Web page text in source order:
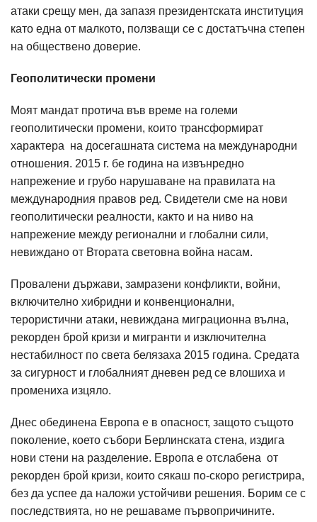
атаки срещу мен, да запазя президентската институция
като една от малкото, ползващи се с достатъчна степен
на обществено доверие.
Геополитически промени
Моят мандат протича във време на големи
геополитически промени, които трансформират
характера на досегашната система на международни
отношения. 2015 г. бе година на извънредно
напрежение и грубо нарушаване на правилата на
международния правов ред. Свидетели сме на нови
геополитически реалности, както и на ниво на
напрежение между регионални и глобални сили,
невиждано от Втората световна война насам.
Провалени държави, замразени конфликти, войни,
включително хибридни и конвенционални,
терористични атаки, невиждана миграционна вълна,
рекорден брой кризи и мигранти и изключителна
нестабилност по света белязаха 2015 година. Средата
за сигурност и глобалният дневен ред се влошиха и
промениха изцяло.
Днес обединена Европа е в опасност, защото същото
поколение, което събори Берлинската стена, издига
нови стени на разделение. Европа е отслабена от
рекорден брой кризи, които сякаш по-скоро регистрира,
без да успее да наложи устойчиви решения. Борим се с
последствията, но не решаваме първопричините.